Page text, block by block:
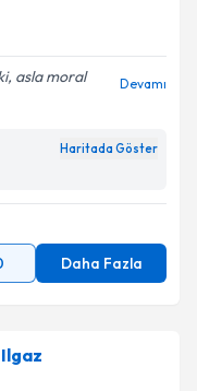
asla moral
Devamı
Haritada Göster
Daha Fazla